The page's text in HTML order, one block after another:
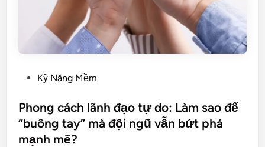
Kỹ Năng Mềm
Phong cách lãnh đạo tự do: Làm sao để
“buông tay” mà đội ngũ vẫn bứt phá
mạnh mẽ?